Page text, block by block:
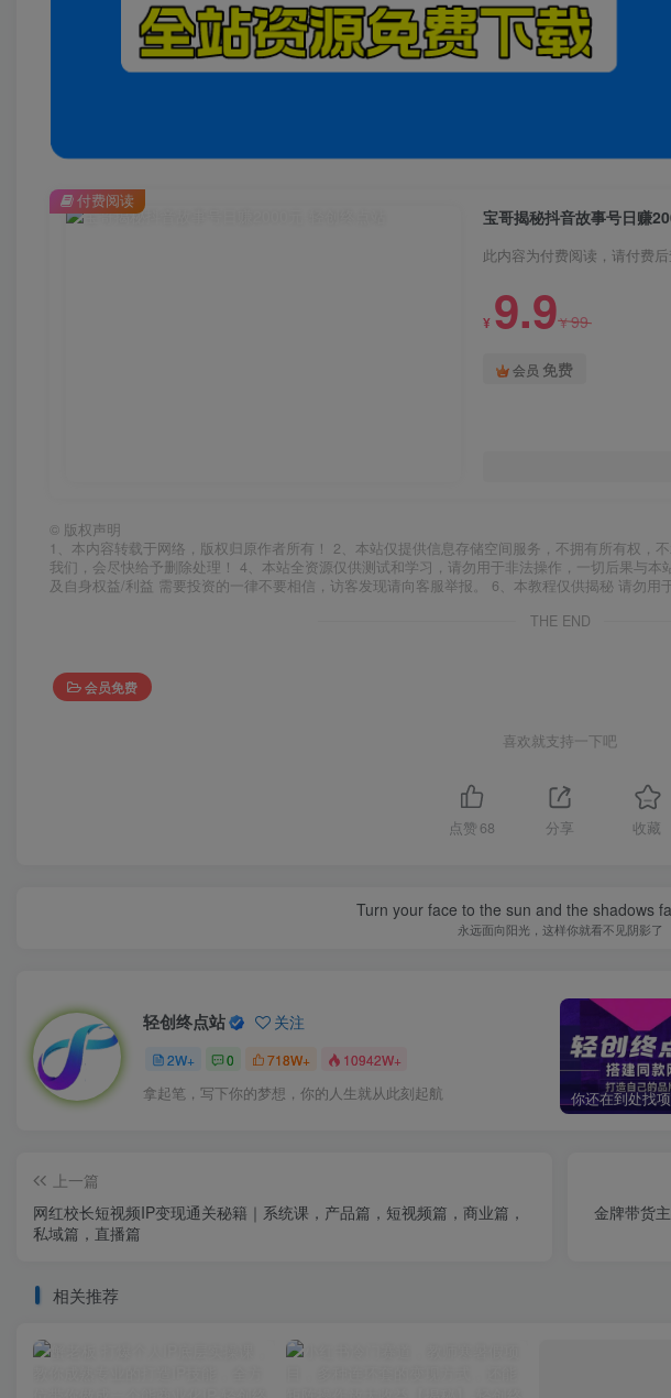
宝哥揭秘抖音故事号日赚
此内容为付费阅读，请付费
¥ 9.9¥99
会员 免费
付费阅读
© 版权声明
1、本内容转载于网络，版权归原作者所有！ 2、本站仅提供信息存储空间服务，不拥有所有权，
我们，会尽快给予删除处理！ 4、本站全资源仅供测试和学习，请勿用于非法操作，一切后果与
及自身权益/利益 需要投资的一律不要相信，访客发现请向客服举报。 6、本教程仅供揭秘 请勿用
THE END
会员免费
喜欢就支持一下吧
点赞 68 分享 收藏
Turn your face to the sun and the shadows
永远面向阳光，这样你就看不见阴影了
轻创终点站 关注
2W+ 0 718W+ 10942W+
拿起笔，写下你的梦想，你的人生就从此刻起航
上一篇
网红校长短视频IP变现通关秘籍｜系统课，产品篇，短视频篇，商业篇，
私域篇，直播篇
金牌带货
相关推荐